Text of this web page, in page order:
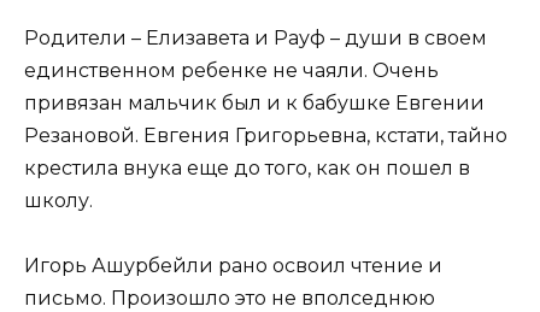
Родители – Елизавета и Рауф – души в своем
единственном ребенке не чаяли. Очень
привязан мальчик был и к бабушке Евгении
Резановой. Евгения Григорьевна, кстати, тайно
крестила внука еще до того, как он пошел в
школу.
Игорь Ашурбейли рано освоил чтение и
письмо. Произошло это не вполседнюю